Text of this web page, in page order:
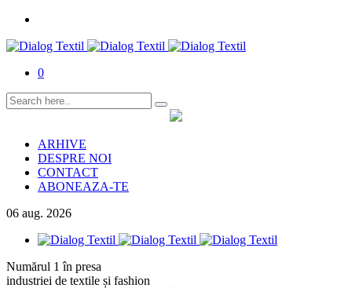
0
ARHIVE
DESPRE NOI
CONTACT
ABONEAZA-TE
06 aug. 2026
Numărul 1 în presa
industriei de textile și fashion